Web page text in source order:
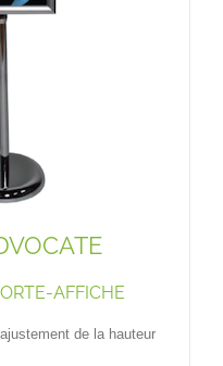
AFFICHE
de la hauteur